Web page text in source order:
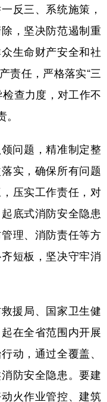
海 江苏
建
海南 重庆
南 西藏
青海 宁夏
江
عربى
語 한국어
反三、系统施策，
，坚决防范遏制重
生命财产安全和社
责任，严格落实“三
查力度，对工作不
问题，精准制定整
实，确保所有问题
压实工作责任，对
底式消防安全隐患
理、消防责任等方
短板，坚决守牢消
援局、国家卫生健
在全省范围内开展
动，通过全覆盖、
防安全隐患。要建
火作业管控、建筑